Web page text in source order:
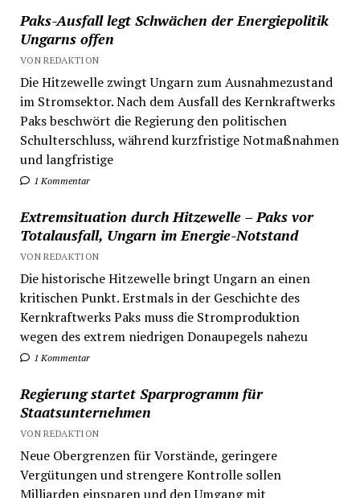
Paks-Ausfall legt Schwächen der Energiepolitik
Ungarns offen
VON REDAKTION
Die Hitzewelle zwingt Ungarn zum Ausnahmezustand
im Stromsektor. Nach dem Ausfall des Kernkraftwerks
Paks beschwört die Regierung den politischen
Schulterschluss, während kurzfristige Notmaßnahmen
und langfristige
1 Kommentar
Extremsituation durch Hitzewelle – Paks vor
Totalausfall, Ungarn im Energie-Notstand
VON REDAKTION
Die historische Hitzewelle bringt Ungarn an einen
kritischen Punkt. Erstmals in der Geschichte des
Kernkraftwerks Paks muss die Stromproduktion
wegen des extrem niedrigen Donaupegels nahezu
1 Kommentar
Regierung startet Sparprogramm für
Staatsunternehmen
VON REDAKTION
Neue Obergrenzen für Vorstände, geringere
Vergütungen und strengere Kontrolle sollen
Milliarden einsparen und den Umgang mit